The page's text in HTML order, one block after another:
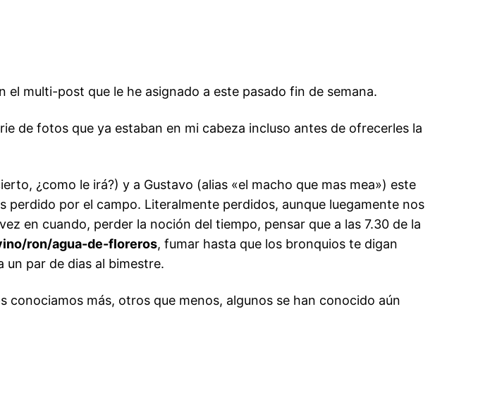
multi-post que le he asignado a este pasado fin de semana.
de fotos que ya estaban en mi cabeza incluso antes de ofrecerles la
¿como le irá?) y a Gustavo (alias «el macho que mas mea») este
por el campo. Literalmente perdidos, aunque luegamente nos
en cuando, perder la noción del tiempo, pensar que a las 7.30 de la
ron/agua-de-floreros, fumar hasta que los bronquios te digan
un par de dias al bimestre.
conociamos más, otros que menos, algunos se han conocido aún